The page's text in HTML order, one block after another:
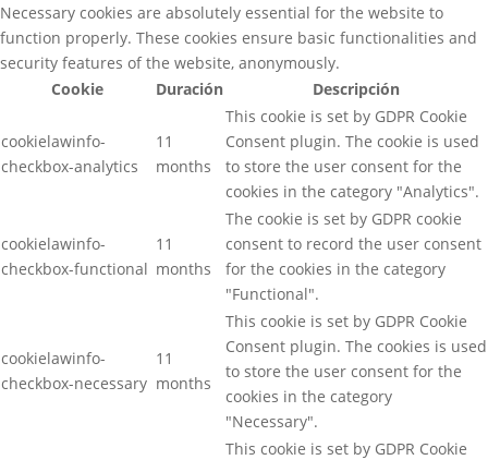
Necessary cookies are absolutely essential for the website to
function properly. These cookies ensure basic functionalities and
security features of the website, anonymously.
Cookie
Duración Descripción
cookielawinfo-
checkbox-analytics
11
months
This cookie is set by GDPR Cookie
Consent plugin. The cookie is used
to store the user consent for the
cookies in the category "Analytics".
cookielawinfo-
checkbox-functional
11
months
The cookie is set by GDPR cookie
consent to record the user consent
for the cookies in the category
"Functional".
cookielawinfo-
checkbox-necessary
11
months
This cookie is set by GDPR Cookie
Consent plugin. The cookies is used
to store the user consent for the
cookies in the category
"Necessary".
This cookie is set by GDPR Cookie